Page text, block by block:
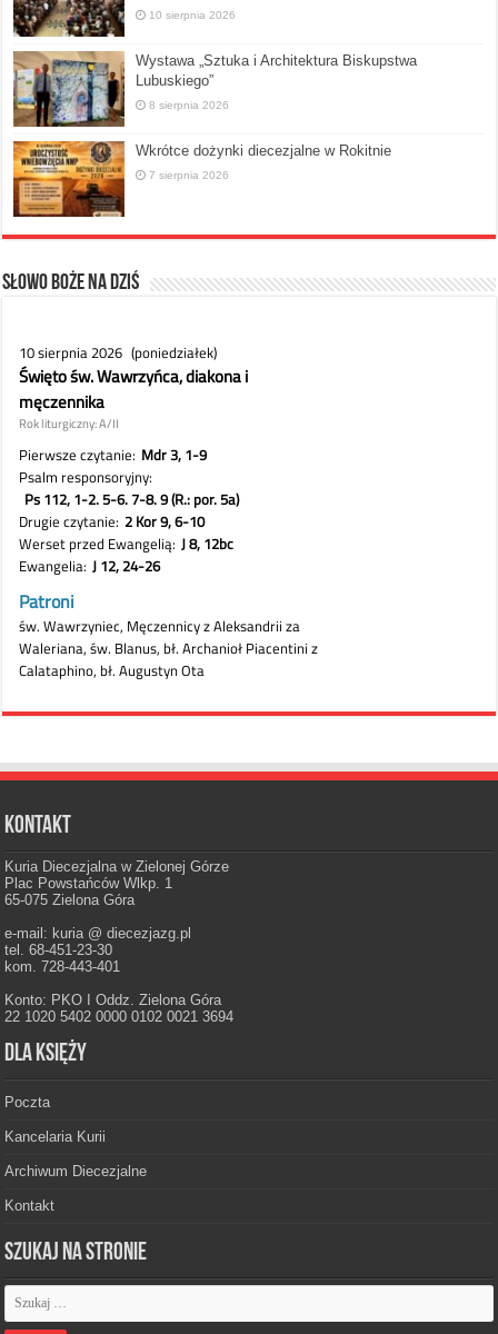
10 sierpnia 2026
Wystawa „Sztuka i Architektura Biskupstwa
Lubuskiego”
8 sierpnia 2026
Wkrótce dożynki diecezjalne w Rokitnie
7 sierpnia 2026
Słowo Boże na dziś
Kontakt
Kuria Diecezjalna w Zielonej Górze
Plac Powstańców Wlkp. 1
65-075 Zielona Góra
e-mail: kuria @ diecezjazg.pl
tel. 68-451-23-30
kom. 728-443-401
Konto: PKO I Oddz. Zielona Góra
22 1020 5402 0000 0102 0021 3694
Dla księży
Poczta
Kancelaria Kurii
Archiwum Diecezjalne
Kontakt
Szukaj na stronie